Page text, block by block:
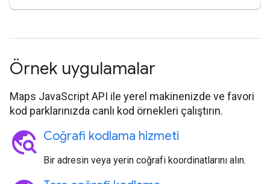
Örnek uygulamalar
Maps JavaScript API ile yerel makinenizde ve favori
kod parklarınızda canlı kod örnekleri çalıştırın.
travel_explore Coğrafi kodlama hizmeti
Bir adresin veya yerin coğrafi koordinatlarını alın.